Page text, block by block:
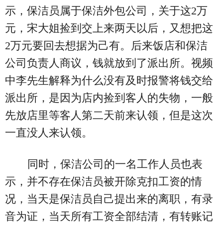
示，保洁员属于保洁外包公司，关于这2万
元，宋大姐捡到交上来两天以后，又想把这
2万元要回去想据为己有。后来饭店和保洁
公司负责人商议，钱就放到了派出所。视频
中李先生解释为什么没有及时报警将钱交给
派出所，是因为店内捡到客人的失物，一般
先放店里等客人第二天前来认领，但是这次
一直没人来认领。
同时，保洁公司的一名工作人员也表
示，并不存在保洁员被开除克扣工资的情
况，当天是保洁员自己提出来的离职，有录
音为证，当天所有工资全部结清，有转账记